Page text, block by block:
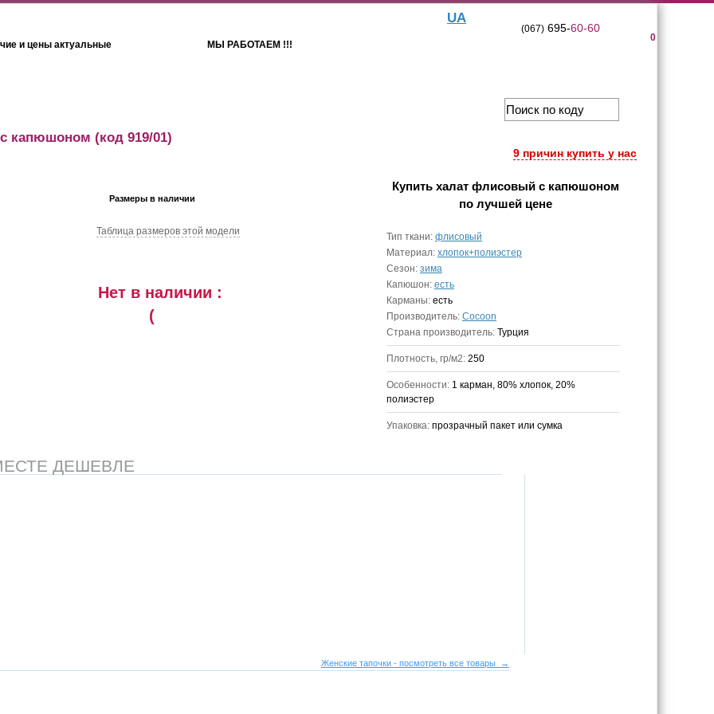
и цены актуальные МЫ РАБОТАЕМ !!!
UA
0
(067)695-60-60
9 причин купить у нас
капюшоном (код 919/01)
Размеры в наличии
Таблица размеров этой модели
Нет в наличии :
(
Купить халат флисовый с капюшоном
по лучшей цене
Тип ткани: флисовый
Материал: хлопок+полиэстер
Сезон: зима
Капюшон: есть
Карманы: есть
Производитель: Cocoon
Страна производитель: Турция
Плотность, гр/м2: 250
Особенности: 1 карман, 80% хлопок, 20%
полиэстер
Упаковка: прозрачный пакет или сумка
ДЕШЕВЛЕ
Женские тапочки - посмотреть все товары →